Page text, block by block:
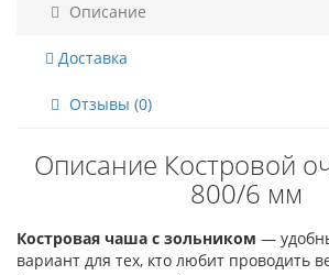
Описание
Доставка
Отзывы (0)
Описание Костровой
800/6 мм
Костровая чаша с зольником —
вариант для тех, кто любит проводить